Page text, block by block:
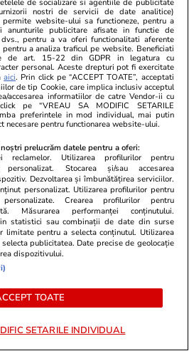
cu
vin 150
pe
16:35
detonarea
Dunăre:
Care
la
potrivit.
„Nu este
de socializare si agentiile de publicitate
nostri de servicii de date analitice)
website-ului sa functioneze, pentru a
anunturile publicitare afisate in functie de
pentru a va oferi functionalitati aferente
a analiza traficul pe website. Beneficiati
de art. 15-22 din GDPR in legatura cu
personal. Aceste drepturi pot fi exercitate
aici. Prin click pe “ACCEPT TOATE”, acceptati
de tip Cookie, care implica inclusiv acceptul
accesarea informatiilor de catre Vendor-ii cu
pe “VREAU SA MODIFIC SETARILE
preferintele in mod individual, mai putin
necesare pentru functionarea website-ului.
prelucrăm datele pentru a oferi:
reclamelor. Utilizarea profilurilor pentru
personalizat. Stocarea și/sau accesarea
Dezvoltarea și îmbunătățirea serviciilor.
personalizat. Utilizarea profilurilor pentru
Crearea profilurilor pentru
Măsurarea performanței conținutului.
statistici sau combinații de date din surse
limitate pentru a selecta conținutul. Utilizarea
publicitatea. Date precise de geolocație
dispozitivului.
TOATE
SETARILE INDIVIDUAL